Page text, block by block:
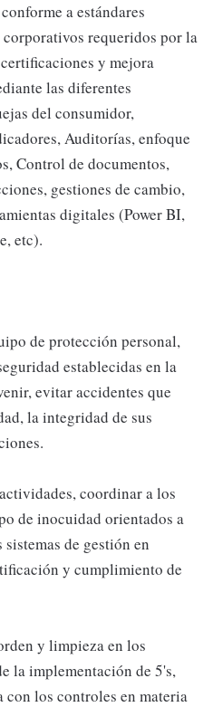
a estándares
requeridos por la
y mejora
las diferentes
del consumidor,
Auditorías, enfoque
Control de documentos,
gestiones de cambio,
digitales (Power BI,
etc).
de protección personal,
establecidas en la
evitar accidentes que
la integridad de sus
coordinar a los
de inocuidad orientados a
de gestión en
y cumplimiento de
y limpieza en los
la implementación de 5's,
con los controles en materia